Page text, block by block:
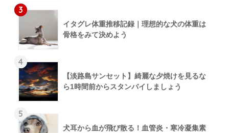
3
イタグレ体重推移記録｜理想的な犬の体重は
骨格をみて決めよう
4
【淡路島サンセット】綺麗な夕焼けを見るな
ら1時間前からスタンバイしましょう
5
犬耳から血が飛び散る！血管炎・寒冷凝集素